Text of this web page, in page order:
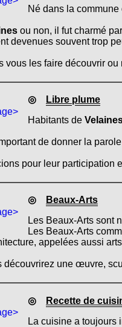
Né dans la
ou non, il fut charmé
devenues souvent trop
vous les faire découvrir
◎
Libre plume
Habitants de
de donner la
pour leur participation
◎
Beaux-Arts
Les Beaux-Arts sont
Les Beaux-Arts
appelées aussi
découvrirez une œuvre,
◎
Recette de
La cuisine a toujours